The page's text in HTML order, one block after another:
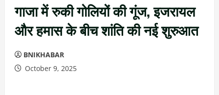
गाजा में रुकी गोलियों की गूंज, इजरायल
और हमास के बीच शांति की नई शुरुआत
BNIKHABAR
October 9, 2025